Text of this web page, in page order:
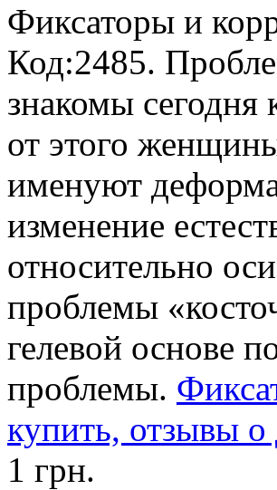
Фиксаторы и
Код:2485.
знакомы
от этого
именуют
изменение
относительно
проблемы
гелевой основе
проблемы.
купить, отзывы о
1 грн.